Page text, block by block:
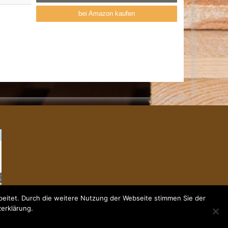
bei Amazon kaufen
Durch die weitere Nutzung der Webseite stimmen Sie der